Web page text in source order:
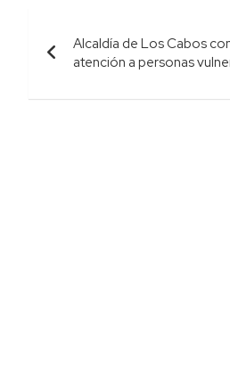
Navegación
de
entradas
Alcaldía de Los Cabos
atención a personas